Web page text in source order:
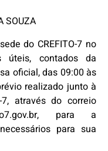
SOUZA
do CREFITO-7 no
contados da
oficial, das 09:00 às
realizado junto à
7, através do correio
para a
para sua